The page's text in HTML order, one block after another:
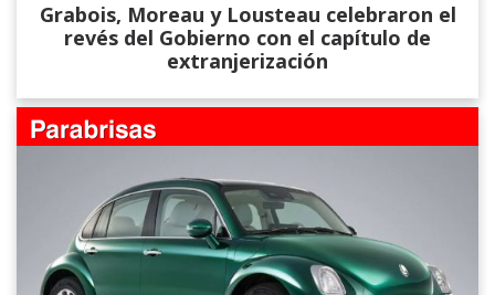
Grabois, Moreau y Lousteau celebraron el
revés del Gobierno con el capítulo de
extranjerización